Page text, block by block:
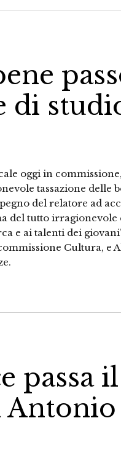
di
oggi in
tassazione delle
del relatore ad
del tutto irragionevole
e ai talenti dei
Cultura, e
passa